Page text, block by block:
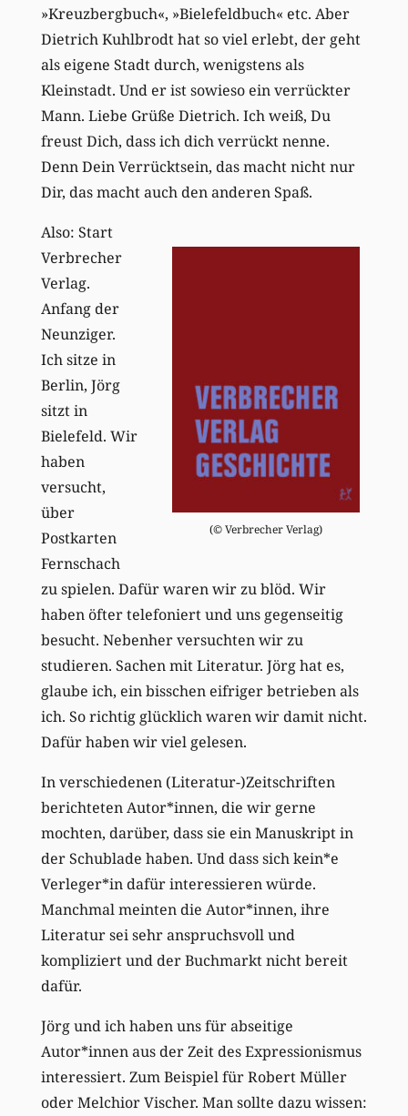
»Kreuzbergbuch«, »Bielefeldbuch« etc. Aber
Dietrich Kuhlbrodt hat so viel erlebt, der geht
als eigene Stadt durch, wenigstens als
Kleinstadt. Und er ist sowieso ein verrückter
Mann. Liebe Grüße Dietrich. Ich weiß, Du
freust Dich, dass ich dich verrückt nenne.
Denn Dein Verrücktsein, das macht nicht nur
Dir, das macht auch den anderen Spaß.
(© Verbrecher Verlag)
Also: Start
Verbrecher
Verlag.
Anfang der
Neunziger.
Ich sitze in
Berlin, Jörg
sitzt in
Bielefeld. Wir
haben
versucht,
über
Postkarten
Fernschach
zu spielen. Dafür waren wir zu blöd. Wir
haben öfter telefoniert und uns gegenseitig
besucht. Nebenher versuchten wir zu
studieren. Sachen mit Literatur. Jörg hat es,
glaube ich, ein bisschen eifriger betrieben als
ich. So richtig glücklich waren wir damit nicht.
Dafür haben wir viel gelesen.
In verschiedenen (Literatur-)Zeitschriften
berichteten Autor*innen, die wir gerne
mochten, darüber, dass sie ein Manuskript in
der Schublade haben. Und dass sich kein*e
Verleger*in dafür interessieren würde.
Manchmal meinten die Autor*innen, ihre
Literatur sei sehr anspruchsvoll und
kompliziert und der Buchmarkt nicht bereit
dafür.
Jörg und ich haben uns für abseitige
Autor*innen aus der Zeit des Expressionismus
interessiert. Zum Beispiel für Robert Müller
oder Melchior Vischer. Man sollte dazu wissen: